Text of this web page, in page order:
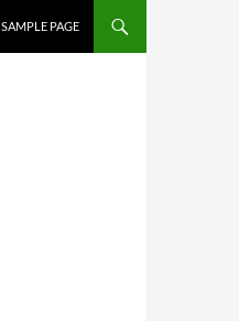
SAMPLE PAGE